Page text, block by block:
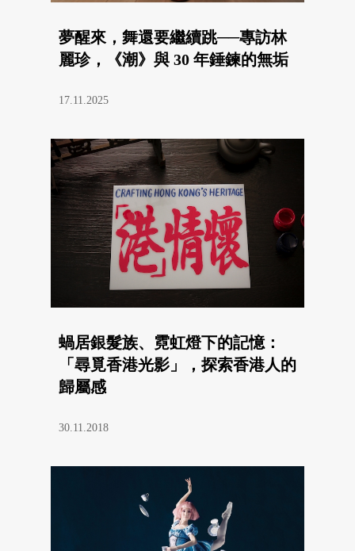
夢醒來，舞還要繼續跳──專訪林
麗珍，《潮》與 30 年錘鍊的無垢
17.11.2025
蝸居銀髮族、霓虹燈下的記憶：
「尋覓香港光影」，探索香港人的
歸屬感
30.11.2018